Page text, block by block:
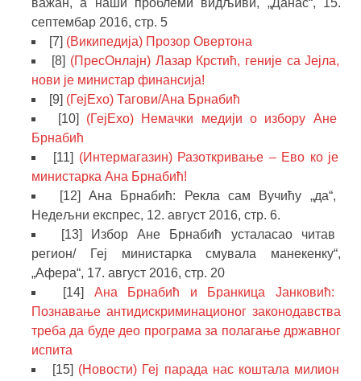
важан, а наши проблеми видљиви, „Данас“, 15.
септембар 2016, стр. 5
[7] (Википедија) Прозор Овертона
[8] (ПресОнлајн) Лазар Крстић, геније са Јејла,
нови је министар финансија!
[9] (ГејЕхо) Тагови/Ана Брнабић
[10] (ГејЕхо) Немачки медији о избору Ане
Брнабић
[11] (Интермагазин) Разоткривање – Ево ко је
министарка Ана Брнабић!
[12] Ана Брнабић: Рекла сам Вучићу „да“,
Недељни експрес, 12. август 2016, стр. 6.
[13] Избор Ане Брнабић усталасао читав
регион/ Геј министарка смувала манекенку“,
„Афера“, 17. август 2016, стр. 20
[14] Ана Брнабић и Бранкица Јанковић:
Познавање антидискриминационог законодавства
треба да буде део програма за полагање државног
испита
[15] (Новости) Геј парада нас коштала милион